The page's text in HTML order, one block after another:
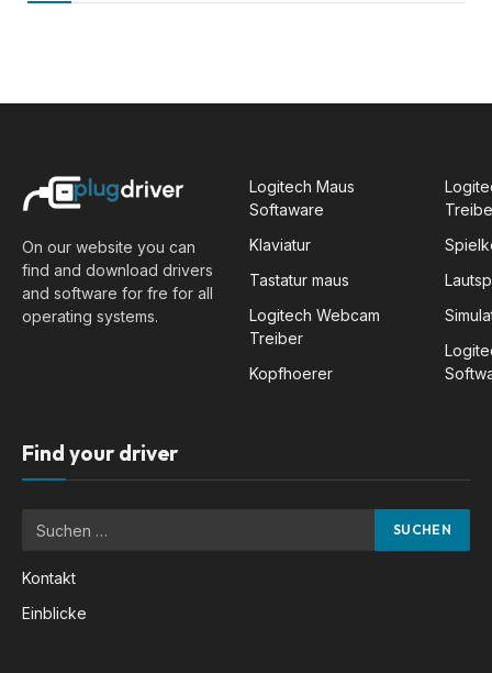
On our website you can
find and download drivers
and software for fre for all
operating systems.
Logitech Maus
Softaware
Klaviatur
Tastatur maus
Logitech Webcam
Treiber
Kopfhoerer
Find your driver
Kontakt
Einblicke